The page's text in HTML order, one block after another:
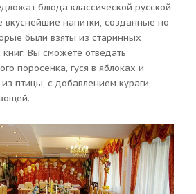
блюда классической русской
вкуснейшие напитки, созданные по
были взяты из старинных
Вы сможете отведать
поросенка, гуся в яблоках и
птицы, с добавлением кураги,